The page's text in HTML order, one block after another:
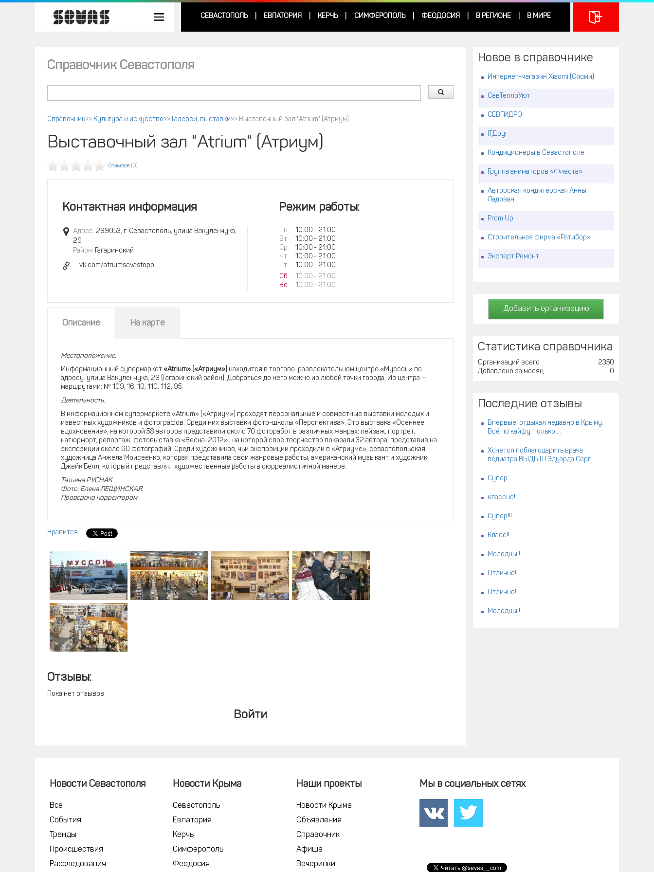
СЕВАСТОПОЛЬ ЕВПАТОРИЯ КЕРЧЬ СИМФЕРОПОЛЬ ФЕОДОСИЯ В РЕГИОНЕ В МИРЕ
Справочник Севастополя
Справочник>> Культура и искусство>> Галереи, выставки>> Выставочный зал "Atrium" (Атриум)
Выставочный зал "Atrium" (Атриум)
Отзывов (0)
Контактная информация
Адрес: 299053, г. Севастополь, улица Вакуленчука,
29
Район: Гагаринский
vk.com/atriumsevastopol
Режим работы:
Пн 10:00 - 21:00
Вт
10:00 - 21:00
Ср
10:00 - 21:00
Чт
10:00 - 21:00
Пт
10:00 - 21:00
Сб
10:00 - 21:00
Вс
10:00 - 21:00
Описание На карте
Местоположение.
Информационный супермаркет «Atrium» («Атриум») находится в торгово-развлекательном центре «Муссон» по
адресу: улица Вакуленчука, 29 (Гагаринский район). Добраться до него можно из любой точки города. Из центра —
маршрутами: № 109, 16, 10, 110, 112, 95.
Деятельность.
В информационном супермаркете «Atrium» («Атриум») проходят персональные и совместные выставки молодых и
известных художников и фотографов. Среди них выставки фото-школы «Перспектива». Это выставка «Осеннее
вдохновение», на которой 58 авторов представили около 70 фоторабот в различных жанрах: пейзаж, портрет,
натюрморт, репортаж, фотовыставка «Весна-2012» , на которой своё творчество показали 32 автора, представив на
экспозиции около 60 фотографий. Среди художников, чьи экспозиции проходили в «Атриуме», севастопольская
художница Анжела Моисеенко, которая представила свои жанровые работы, американский музыкант и художник
Джейк Белл, который представлял художественные работы в сюрреалистичной манере.
Татьяна РУСНАК
Фото: Елена ЛЕЩИНСКАЯ
Проверено корректором
Нравится
Отзывы:
Пока нет отзывов
Войти
Новое в справочнике
Интернет-магазин Xiaomi (Сяоми)
СевТеплоУют
СЕВГИДРО
ITДруг
Кондиционеры в Севастополе
Группа аниматоров «Фиеста»
Авторская кондитерская Анны
Ладован
Prom Up
Строительная фирма «Ратибор»
Эксперт Ремонт
Добавить организацию
Статистика справочника
2350
Организаций всего
0
Добавлено за месяц
Последние отзывы
Впервые отдыхал недавно в Крыму.
Всё по кайфу, только ...
Хочется поблагодарить врача
педиатра ВЫДЫШ Эдуарда Серг ...
Супер
классно!!
Супер!!!
Класс!!
Молодцы!!
Отлично!!
Отлично!!
Молодцы!!
Новости Севастополя
Все
События
Тренды
Происшествия
Расследования
Новости Крыма
Севастополь
Евпатория
Керчь
Симферополь
Феодосия
Наши проекты
Новости Крыма
Объявления
Справочник
Афиша
Вечеринки
Мы в социальных сетях